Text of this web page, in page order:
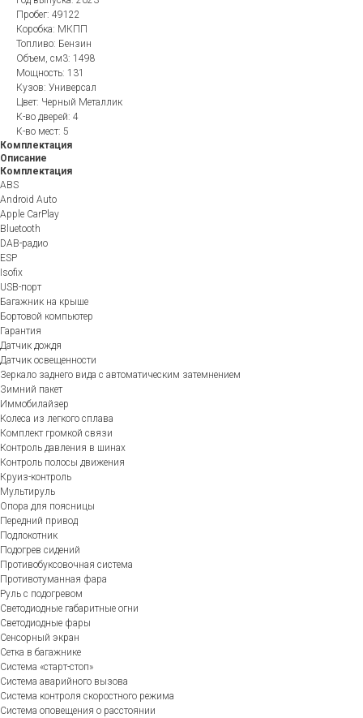
Пробег: 49122
Коробка: МКПП
Топливо: Бензин
Объем, см3: 1498
Мощность: 131
Кузов: Универсал
Цвет: Черный Металлик
К-во дверей: 4
К-во мест: 5
Комплектация
Описание
Комплектация
ABS
Android Auto
Apple CarPlay
Bluetooth
DAB-радио
ESP
Isofix
USB-порт
Багажник на крыше
Бортовой компьютер
Гарантия
Датчик дождя
Датчик освещенности
Зеркало заднего вида с автоматическим затемнением
Зимний пакет
Иммобилайзер
Колеса из легкого сплава
Комплект громкой связи
Контроль давления в шинах
Контроль полосы движения
Круиз-контроль
Мультируль
Опора для поясницы
Передний привод
Подлокотник
Подогрев сидений
Противобуксовочная система
Противотуманная фара
Руль с подогревом
Светодиодные габаритные огни
Светодиодные фары
Сенсорный экран
Сетка в багажнике
Система «старт-стоп»
Система аварийного вызова
Система контроля скоростного режима
Система оповещения о расстоянии